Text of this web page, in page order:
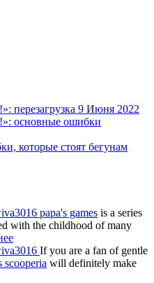
перезагрузка 9 Июня 2022
основные ошибки
которые стоят бегунам
papa's games is a series
with the childhood of many
If you are a fan of gentle
scooperia will definitely make